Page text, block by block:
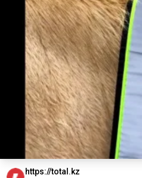
https://total.kz